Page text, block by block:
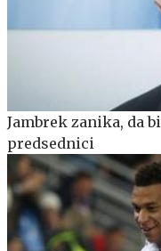
Jambrek zanika, da
predsednici